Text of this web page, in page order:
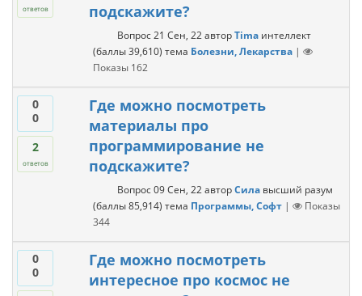
ответов
подскажите?
Вопрос 21 Сен, 22 авторTima интеллект
(баллы39,610) тема Болезни, Лекарства |
Показы 162
0
0
2
ответов
Где можно посмотреть
материалы про
программирование не
подскажите?
Вопрос 09 Сен, 22 авторСила высший разум
(баллы85,914) тема Программы, Софт |
Показы
344
0
0
Где можно посмотреть
интересное про космос не